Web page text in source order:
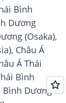
Bình
Dương
(Osaka),
Châu Á
Á Thái
Bình
Bình Dương